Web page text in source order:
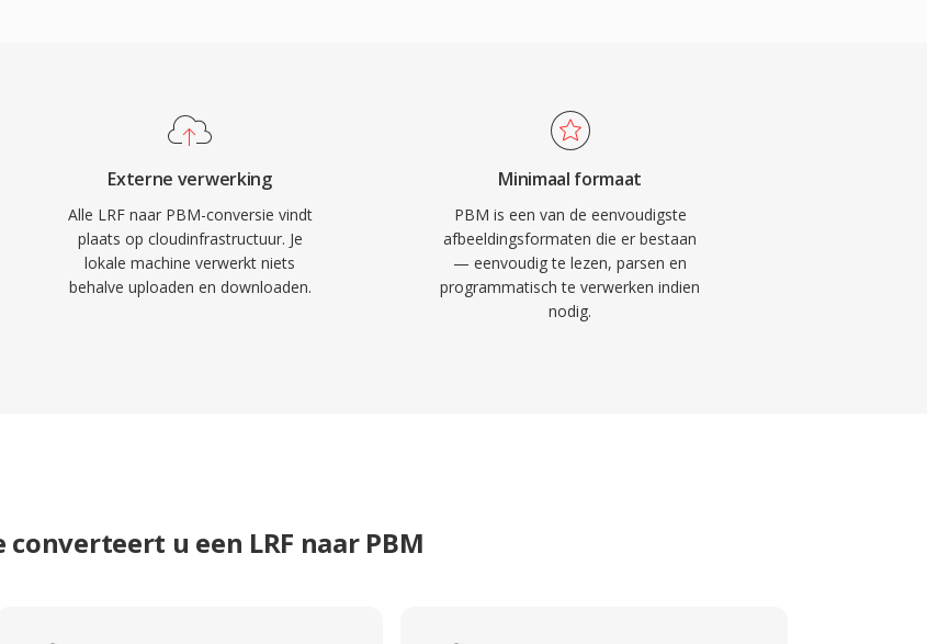
Externe verwerking
Alle LRF naar PBM-conversie vindt
plaats op cloudinfrastructuur. Je
lokale machine verwerkt niets
behalve uploaden en downloaden.
Minimaal formaat
PBM is een van de eenvoudigste
afbeeldingsformaten die er bestaan
— eenvoudig te lezen, parsen en
programmatisch te verwerken indien
nodig.
converteert u een LRF naar PBM